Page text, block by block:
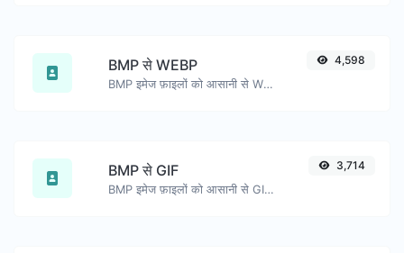
BMP से WEBP
BMP इमेज फ़ाइलों को आसानी से WEBP में परिवर्तित करें।
4,598
BMP से GIF
BMP इमेज फ़ाइलों को आसानी से GIF में परिवर्तित करें।
3,714